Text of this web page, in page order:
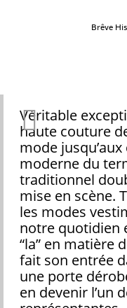
Brêve
Véritable
haute couture
mode
moderne du
traditionnel
mise en scène.
les modes
notre quotidien
“la” en matière
fait son entrée
une porte
en devenir l’un